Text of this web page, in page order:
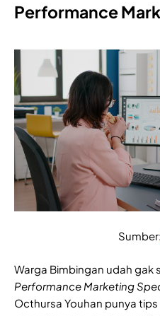
Performance
Sumber:
Warga Bimbingan udah gak
Performance Marketing
Octhursa Youhan punya